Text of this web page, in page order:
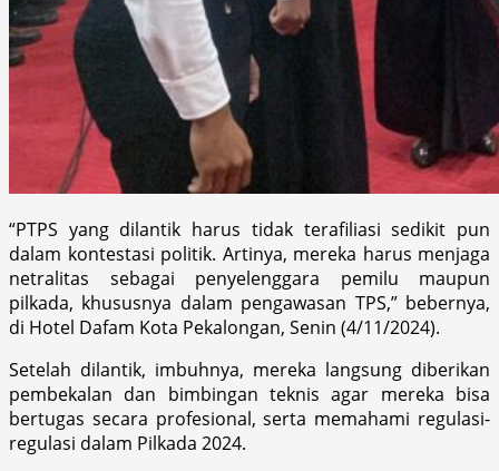
“PTPS yang dilantik harus tidak terafiliasi sedikit pun
dalam kontestasi politik. Artinya, mereka harus menjaga
netralitas sebagai penyelenggara pemilu maupun
pilkada, khususnya dalam pengawasan TPS,” bebernya,
di Hotel Dafam Kota Pekalongan, Senin (4/11/2024).
Setelah dilantik, imbuhnya, mereka langsung diberikan
pembekalan dan bimbingan teknis agar mereka bisa
bertugas secara profesional, serta memahami regulasi-
regulasi dalam Pilkada 2024.